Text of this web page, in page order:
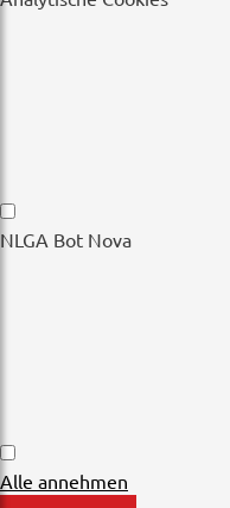
Cookies
Analytische
Cookies
NLGA Bot Nova
NLGA
Bot
Alle annehmen